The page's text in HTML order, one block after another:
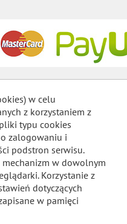
w celu
z korzystaniem z
typu cookies
zalogowaniu i
podstron serwisu.
mechanizm w dowolnym
Korzystanie z
dotyczących
w pamięci